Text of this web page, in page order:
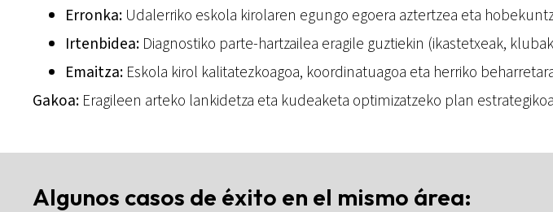
Erronka: Udalerriko eskola kirolaren egungo egoera aztertzea eta
Irtenbidea: Diagnostiko parte-hartzailea eragile guztiekin (ikastetxeak,
Emaitza: Eskola kirol kalitatezkoagoa, koordinatuagoa eta herriko
Gakoa: Eragileen arteko lankidetza eta kudeaketa optimizatzeko plan
Algunos casos de éxito en el mismo área: